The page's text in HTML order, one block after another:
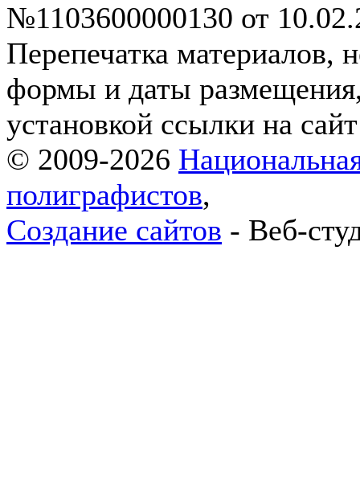
№1103600000130 от
Перепечатка материалов,
формы и даты
установкой ссылки на
© 2009-2026
полиграфистов,
Создание сайтов - Веб-